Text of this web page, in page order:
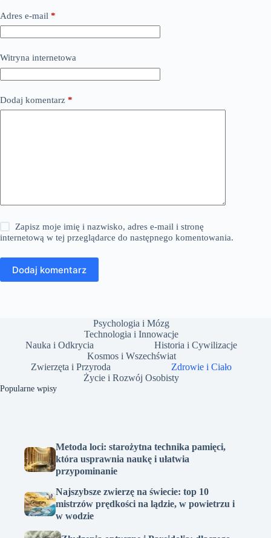
Adres e-mail *
Witryna internetowa
Dodaj komentarz *
Zapisz moje imię i nazwisko, adres e-mail i stronę
internetową w tej przeglądarce do następnego komentowania.
Dodaj komentarz
Psychologia i Mózg
Technologia i Innowacje
Nauka i Odkrycia
Historia i Cywilizacje
Kosmos i Wszechświat
Zwierzęta i Przyroda
Zdrowie i Ciało
Życie i Rozwój Osobisty
Popularne wpisy
Metoda loci: starożytna technika pamięci,
która usprawnia naukę i ułatwia
przypominanie
Najszybsze zwierzę na świecie: top 10
mistrzów prędkości na lądzie, w powietrzu i
w wodzie